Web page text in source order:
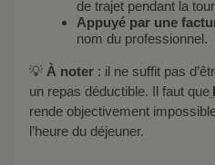
de trajet pendant la
Appuyé par une
nom du professionnel.
À noter : il ne suffit pas
un repas déductible. Il faut que
rende objectivement
l’heure du déjeuner.